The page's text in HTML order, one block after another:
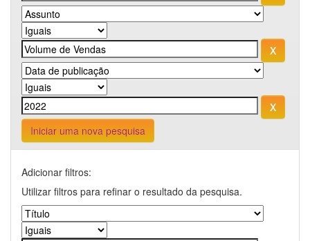
Iniciar uma nova pesquisa
Adicionar filtros:
Utilizar filtros para refinar o resultado da pesquisa.